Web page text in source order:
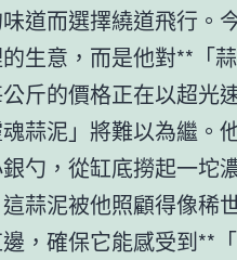
道而選擇繞道飛行。
生意，而是他對**「
斤的價格正在以超光
蒜泥」將難以為繼。
勺，從缸底撈起一坨
蒜泥被他照顧得像稀
，確保它能感受到**